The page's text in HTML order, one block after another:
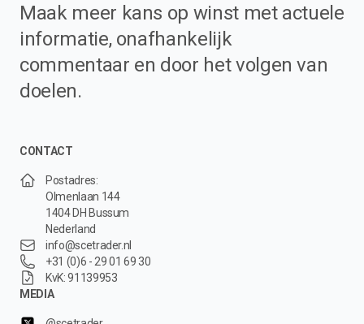
Maak meer kans op winst met actuele
informatie, onafhankelijk
commentaar en door het volgen van
doelen.
CONTACT
Postadres:
Olmenlaan 144
1404 DH Bussum
Nederland
info@scetrader.nl
+31 (0)6 - 29 01 69 30
KvK: 91139953
MEDIA